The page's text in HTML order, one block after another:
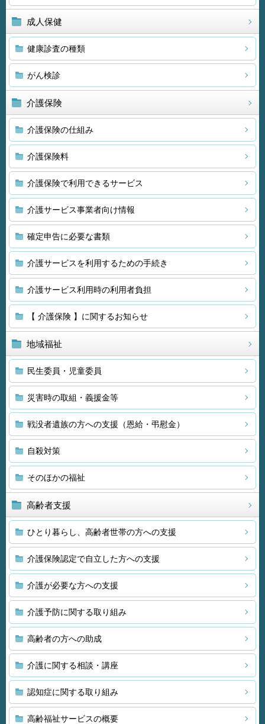
成人保健
健康診査の種類
がん検診
介護保険
介護保険の仕組み
介護保険料
介護保険で利用できるサービス
介護サービス事業者向け情報
確定申告に必要な書類
介護サービスを利用するための手続き
介護サービス利用時の利用者負担
【 介護保険 】に関するお知らせ
地域福祉
民生委員・児童委員
災害時の取組・義援金等
戦没者遺族の方への支援（恩給・弔慰金）
自殺対策
そのほかの福祉
高齢者支援
ひとり暮らし、高齢者世帯の方への支援
介護保険認定で自立した方への支援
介護が必要な方への支援
介護予防に関する取り組み
高齢者の方への助成
介護に関する相談・講座
認知症に関する取り組み
高齢福祉サービスの概要